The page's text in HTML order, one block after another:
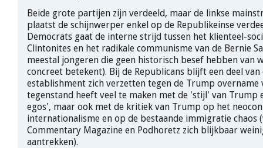
Beide grote partijen zijn verdeeld, maar de linkse
plaatst de schijnwerper enkel op de Republikeinse
Democrats gaat de interne strijd tussen het klienteel-
Clintonites en het radikale communisme van de Bernie
meestal jongeren die geen historisch besef hebben van
concreet betekent). Bij de Republicans blijft een deel van
establishment zich verzetten tegen de Trump overname
tegenstand heeft veel te maken met de 'stijl' van Trump
egos', maar ook met de kritiek van Trump op het neocon
internationalisme en op de bestaande immigratie chaos
Commentary Magazine en Podhoretz zich blijkbaar
aantrekken).